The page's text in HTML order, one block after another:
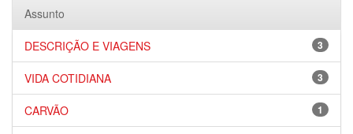
Assunto
3
DESCRIÇÃO E VIAGENS
3
VIDA COTIDIANA
1
CARVÃO